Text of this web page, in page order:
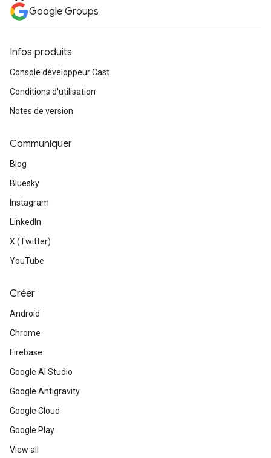
Google Groups
Infos produits
Console développeur Cast
Conditions d'utilisation
Notes de version
Communiquer
Blog
Bluesky
Instagram
LinkedIn
X (Twitter)
YouTube
Créer
Android
Chrome
Firebase
Google AI Studio
Google Antigravity
Google Cloud
Google Play
View all